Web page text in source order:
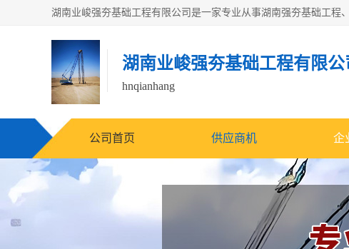
湖南业峻强夯基础工程有限公
hnqianhang
公司首页 供应商机 企